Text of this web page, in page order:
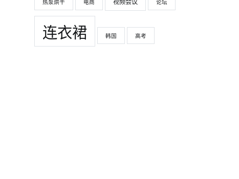
热泵烘干 电商 视频会议 论坛
连衣裙 韩国 高考